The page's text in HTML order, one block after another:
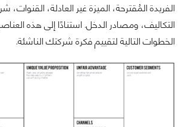
الفريدة المُقترحة، الميزة غير العادلة، القنوات،
التكاليف، ومصادر الدخل. استنادًا إلى هذه
الخطوات التالية لتقييم فكرة شركتك الناشئة.